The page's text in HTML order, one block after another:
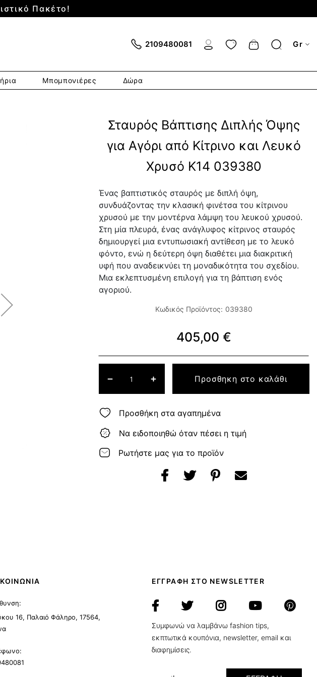
Πακέτο!
2109480081 Cart Gr
Μπομπονιέρες Δώρα
Σταυρός Βάπτισης Διπλής Όψης
για Αγόρι από Κίτρινο και Λευκό
Χρυσό Κ14 039380
Ένας βαπτιστικός σταυρός με διπλή όψη,
συνδυάζοντας την κλασική φινέτσα του κίτρινου
χρυσού με την μοντέρνα λάμψη του λευκού χρυσού.
Στη μία πλευρά, ένας ανάγλυφος κίτρινος σταυρός
δημιουργεί μια εντυπωσιακή αντίθεση με το λευκό
φόντο, ενώ η δεύτερη όψη διαθέτει μια διακριτική
υφή που αναδεικνύει τη μοναδικότητα του σχεδίου.
Μια εκλεπτυσμένη επιλογή για τη βάπτιση ενός
αγοριού.
Κωδικός Προϊόντος: 039380
405,00 €
Προσθηκη στο καλάθι
Προσθήκη στα αγαπημένα
Να ειδοποιηθώ όταν πέσει η τιμή
Ρωτήστε μας για το προϊόν
16, Παλαιό Φάληρο, 17564,
ΕΓΓΡΑΦΗ ΣΤΟ NEWSLETTER
Συμφωνώ να λαμβάνω fashion tips,
εκπτωτικά κουπόνια, newsletter, email και
διαφημίσεις.